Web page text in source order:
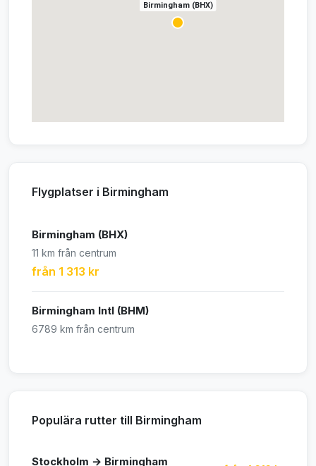
Birmingham (BHX)
Flygplatser i Birmingham
Birmingham (BHX)
11 km från centrum
från 1 313 kr
Birmingham Intl (BHM)
6789 km från centrum
Populära rutter till Birmingham
Stockholm → Birmingham